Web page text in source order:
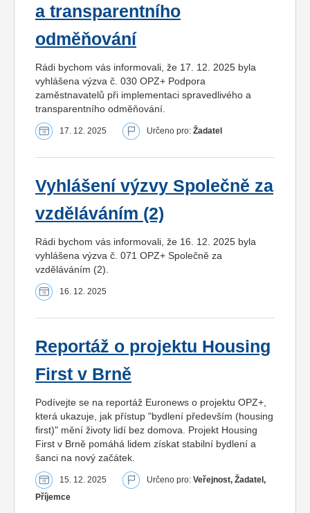
a transparentního
odměňování
Rádi bychom vás informovali, že 17. 12. 2025 byla
vyhlášena výzva č. 030 OPZ+ Podpora
zaměstnavatelů při implementaci spravedlivého a
transparentního odměňování.
17. 12. 2025 Určeno pro: Žadatel
Vyhlášení výzvy Společně za
vzděláváním (2)
Rádi bychom vás informovali, že 16. 12. 2025 byla
vyhlášena výzva č. 071 OPZ+ Společně za
vzděláváním (2).
16. 12. 2025
Reportáž o projektu Housing
First v Brně
Podívejte se na reportáž Euronews o projektu OPZ+,
která ukazuje, jak přístup "bydlení především (housing
first)" mění životy lidí bez domova. Projekt Housing
First v Brně pomáhá lidem získat stabilní bydlení a
šanci na nový začátek.
15. 12. 2025 Určeno pro: Veřejnost, Žadatel,
Příjemce